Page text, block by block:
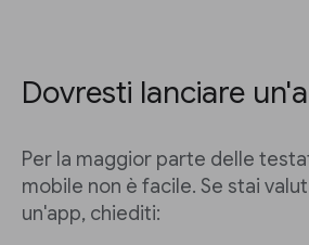
Dovresti lanciare
Per la maggior parte delle
mobile non è facile. Se stai
un'app, chiediti: